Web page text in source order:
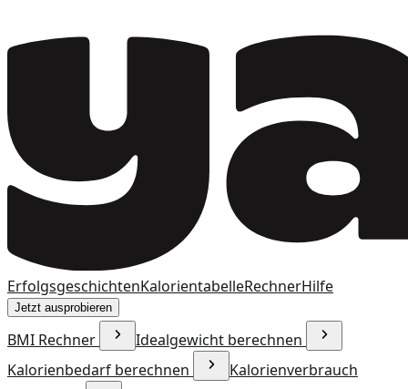
ErfolgsgeschichtenKalorientabelleRechnerHilfe
Jetzt ausprobieren
BMI Rechner
Idealgewicht berechnen
Kalorienbedarf berechnen
Kalorienverbrauch